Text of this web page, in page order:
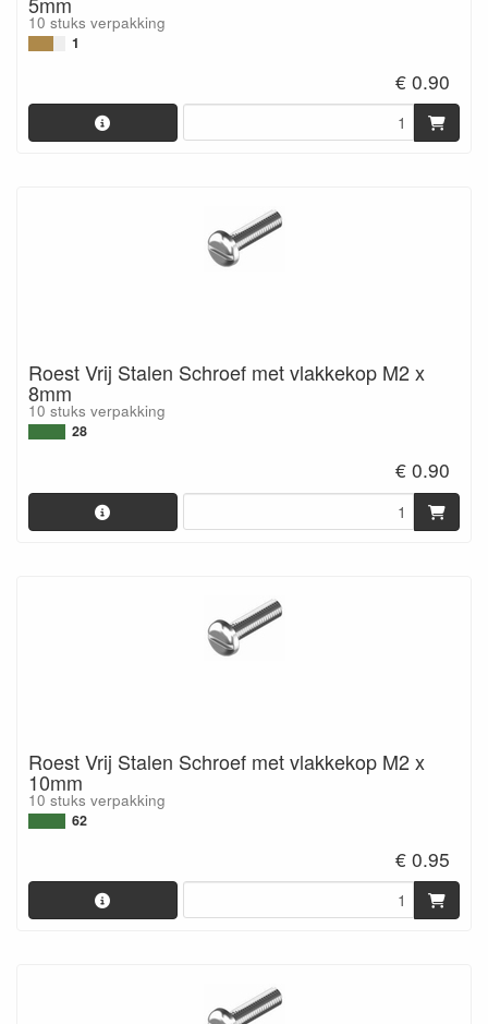
10 stuks verpakking
1
€ 0.90
Roest Vrij Stalen Schroef met vlakkekop M2 x
8mm
10 stuks verpakking
28
€ 0.90
Roest Vrij Stalen Schroef met vlakkekop M2 x
10mm
10 stuks verpakking
62
€ 0.95